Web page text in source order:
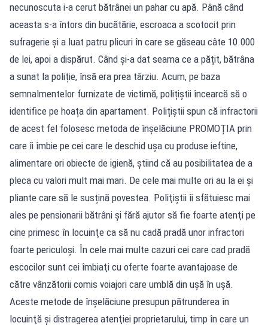
necunoscuta i-a cerut bătrânei un pahar cu apă. Până când
aceasta s-a întors din bucătărie, escroaca a scotocit prin
sufragerie și a luat patru plicuri în care se găseau câte 10.000
de lei, apoi a dispărut. Când și-a dat seama ce a pățit, bătrâna
a sunat la poliție, însă era prea târziu. Acum, pe baza
semnalmentelor furnizate de victimă, polițiștii încearcă să o
identifice pe hoața din apartament. Polițiștii spun că infractorii
de acest fel folosesc metoda de înșelăciune PROMOȚIA prin
care îi îmbie pe cei care le deschid uşa cu produse ieftine,
alimentare ori obiecte de igienă, știind că au posibilitatea de a
pleca cu valori mult mai mari. De cele mai multe ori au la ei și
pliante care să le susțină povestea. Poliţiştii îi sfătuiesc mai
ales pe pensionarii bătrâni şi fără ajutor să fie foarte atenţi pe
cine primesc în locuinţe ca să nu cadă pradă unor infractori
foarte periculoşi. În cele mai multe cazuri cei care cad pradă
escocilor sunt cei îmbiaţi cu oferte foarte avantajoase de
către vânzătorii comis voiajori care umblă din uşă în uşă.
Aceste metode de înșelăciune presupun pătrunderea în
locuinţă şi distragerea atenţiei proprietarului, timp în care un